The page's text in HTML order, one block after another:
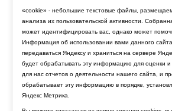
«cookie» - небольшие текстовые файлы,
анализа их пользовательской активности.
может идентифицировать вас, однако может
Информация об использовании вами данного
передаваться Яндексу и храниться на сервере
будет обрабатывать эту информацию для оценки и
для нас отчетов о деятельности нашего сайта, и
обрабатывает эту информацию в порядке,
Яндекс Метрика.